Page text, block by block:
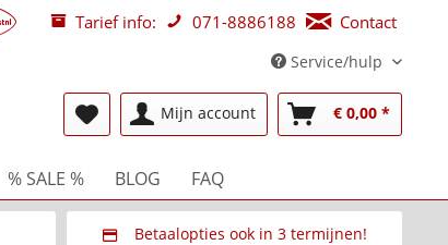
Tarief info: 071-8886188 Contact
Service/hulp
Mijn account € 0,00 *
% SALE % BLOG FAQ
Betaalopties ook in 3 termijnen!